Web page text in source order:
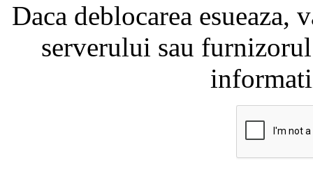
Daca deblocarea
serverului sau